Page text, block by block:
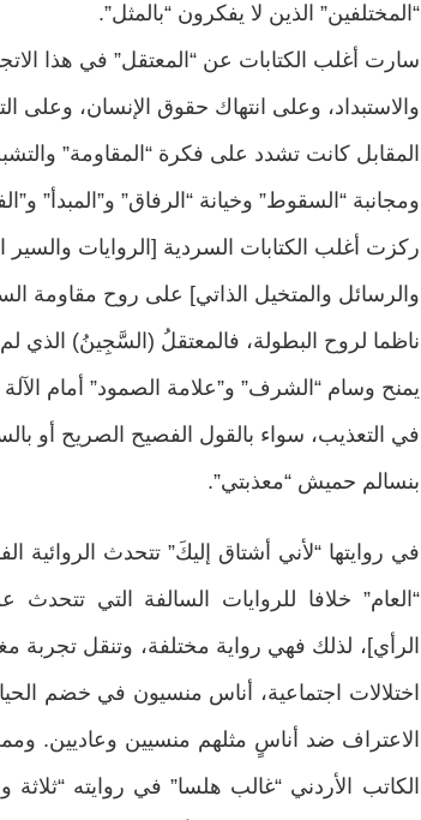
“المختلفين” الذين لا يفكرون “بالمثل”.
سارت أغلب الكتابات عن “المعتقل” في هذا
والاستبداد، وعلى انتهاك حقوق الإنسان،
المقابل كانت تشدد على فكرة “المقاومة”
ومجانبة “السقوط” وخيانة “الرفاق” و”المبدأ”
ركزت أغلب الكتابات السردية [الروايات والسير
والرسائل والمتخيل الذاتي] على روح مقاومة
ناظما لروح البطولة، فالمعتقلُ (السَّجِينُ)
يمنح وسام “الشرف” و”علامة الصمود” أمام الآلة
في التعذيب، سواء بالقول الفصيح الصريح أو
بنسالم حميش “معذبتي”.
في روايتها “لأني أشتاق إليكَ” تتحدث الروائية
“العام” خلافا للروايات السالفة التي
الرأي]، لذلك فهي رواية مختلفة، وتنقل تجربة
اختلالات اجتماعية، أناس منسيون في خضم
الاعتراف ضد أناسٍ مثلهم منسيين وعاديين.
الكاتب الأردني “غالب هلسا” في روايته